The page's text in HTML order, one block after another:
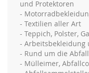
und Protektoren
-
- Textilien aller Art
- Teppich, Polster,
- Arbeitsbekleidung
- Rund um die
- Mülleimer,